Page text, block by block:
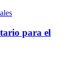
para el